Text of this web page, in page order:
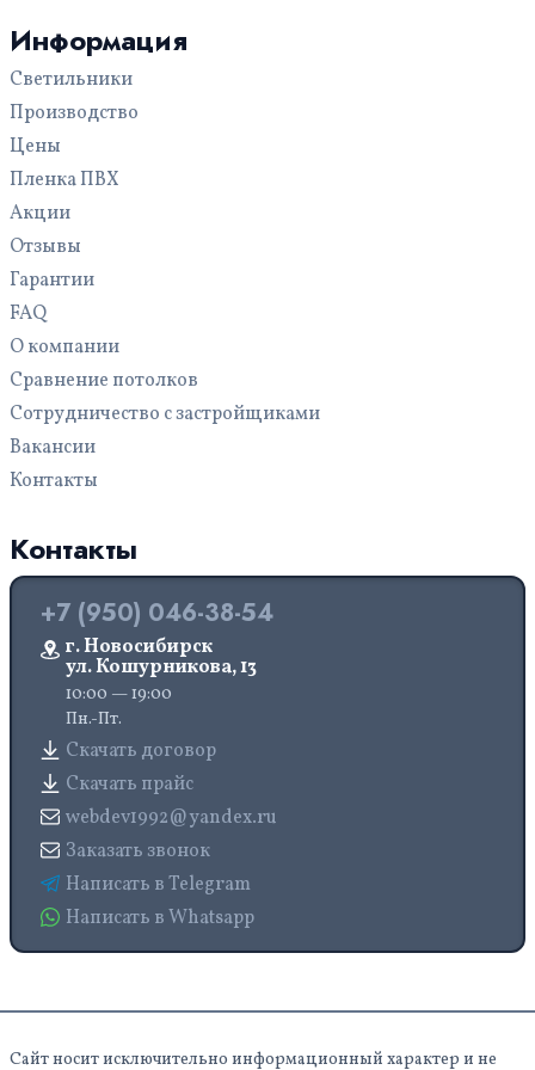
Для бассейна
С рисунком
Многоуровневые
Информация
Светильники
Производство
Цены
Пленка ПВХ
Акции
Отзывы
Гарантии
FAQ
О компании
Сравнение потолков
Сотрудничество с застройщиками
Вакансии
Контакты
Контакты
+7 (950) 046-38-54
г. Новосибирск
ул. Кошурникова, 13
10:00 — 19:00
Пн.-Пт.
Скачать договор
Скачать прайс
webdev1992@yandex.ru
Заказать звонок
Написать в Telegram
Написать в Whatsapp
Сайт носит исключительно информационный характер и не